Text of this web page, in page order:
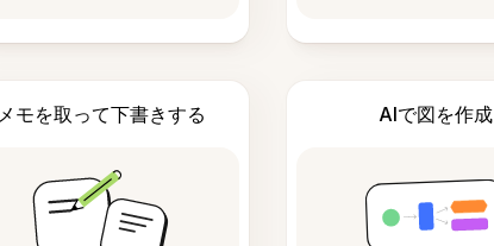
メモを取って下書きする AIで図を作成